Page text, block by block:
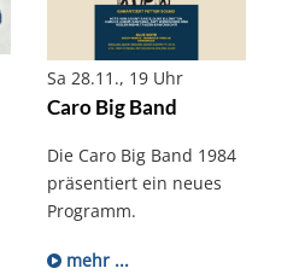
Sa 28.11., 19 Uhr
Caro Big Band
Die Caro Big Band 1984
präsentiert ein neues
Programm.
mehr ...